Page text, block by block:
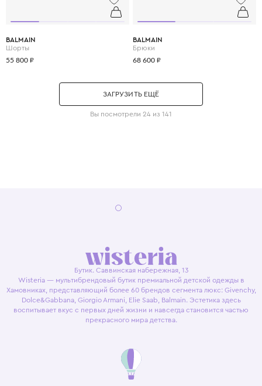
BALMAIN
Шорты
55 800 ₽
BALMAIN
Брюки
68 600 ₽
ЗАГРУЗИТЬ ЕЩЁ
Вы посмотрели 24 из 141
Бутик. Саввинская набережная, 13
Wisteria — мультибрендовый бутик премиальной детской одежды в
Хамовниках, представляющий более 60 брендов сегмента люкс: Givenchy,
Dolce&Gabbana, Giorgio Armani, Elie Saab, Balmain. Эстетика здесь
воспитывает вкус с первых дней жизни и навсегда становится частью
прекрасного мира детства.